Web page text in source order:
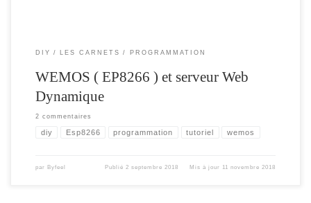
DIY LES CARNETS PROGRAMMATION
WEMOS ( EP8266 ) et serveur Web
Dynamique
2 commentaires
diy Esp8266 programmation tutoriel wemos
par Byfeel Publié 2 septembre 2018 Mis à jour 11 novembre 2018